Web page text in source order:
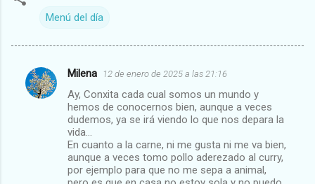
Menú del día
C
Milena 12 de enero de 2025 a las 21:16
Ay, Conxita cada cual somos un mundo y
hemos de conocernos bien, aunque a veces
dudemos, ya se irá viendo lo que nos depara la
vida...
En cuanto a la carne, ni me gusta ni me va bien,
aunque a veces tomo pollo aderezado al curry,
por ejemplo para que no me sepa a animal,